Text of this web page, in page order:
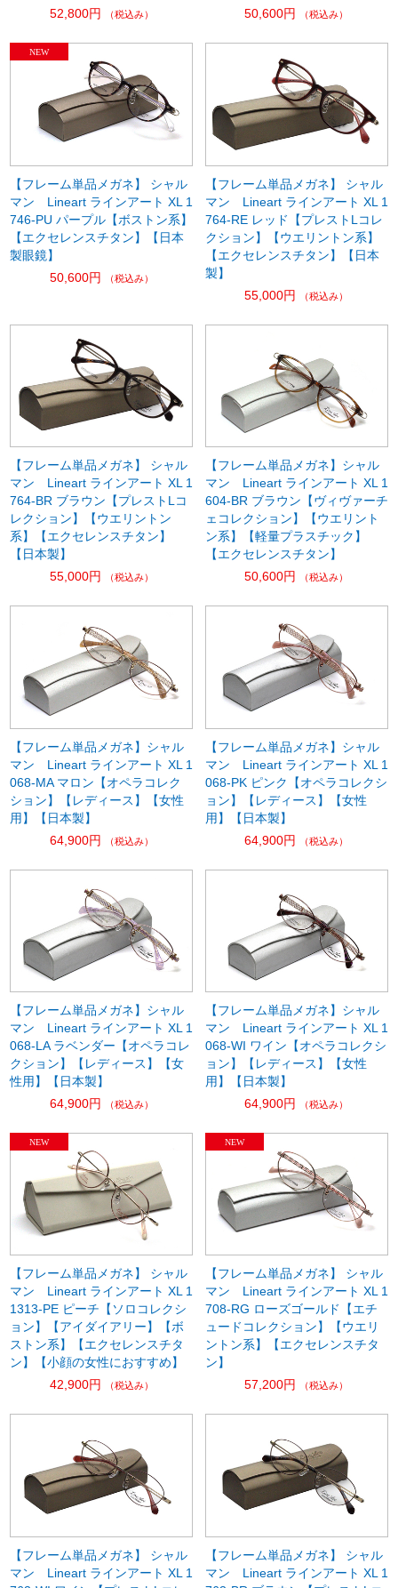
52,800円
（税込み）
50,600円
（税込み）
【フレーム単品メガネ】 シャル
マン Lineart ラインアート XL 1
746-PU パープル【ボストン系】
【エクセレンスチタン】【日本
製眼鏡】
50,600円
（税込み）
【フレーム単品メガネ】 シャル
マン Lineart ラインアート XL 1
764-RE レッド【プレストLコレ
クション】【ウエリントン系】
【エクセレンスチタン】【日本
製】
55,000円
（税込み）
【フレーム単品メガネ】 シャル
マン Lineart ラインアート XL 1
764-BR ブラウン【プレストLコ
レクション】【ウエリントン
系】【エクセレンスチタン】
【日本製】
55,000円
（税込み）
【フレーム単品メガネ】シャル
マン Lineart ラインアート XL 1
604-BR ブラウン【ヴィヴァーチ
ェコレクション】【ウエリント
ン系】【軽量プラスチック】
【エクセレンスチタン】
50,600円
（税込み）
【フレーム単品メガネ】シャル
マン Lineart ラインアート XL 1
068-MA マロン【オペラコレク
ション】【レディース】【女性
用】【日本製】
64,900円
（税込み）
【フレーム単品メガネ】シャル
マン Lineart ラインアート XL 1
068-PK ピンク【オペラコレクシ
ョン】【レディース】【女性
用】【日本製】
64,900円
（税込み）
【フレーム単品メガネ】シャル
マン Lineart ラインアート XL 1
068-LA ラベンダー【オペラコレ
クション】【レディース】【女
性用】【日本製】
64,900円
（税込み）
【フレーム単品メガネ】シャル
マン Lineart ラインアート XL 1
068-WI ワイン【オペラコレクシ
ョン】【レディース】【女性
用】【日本製】
64,900円
（税込み）
【フレーム単品メガネ】 シャル
マン Lineart ラインアート XL 1
1313-PE ピーチ【ソロコレクシ
ョン】【アイダイアリー】【ボ
ストン系】【エクセレンスチタ
ン】【小顔の女性におすすめ】
42,900円
（税込み）
【フレーム単品メガネ】 シャル
マン Lineart ラインアート XL 1
708-RG ローズゴールド【エチ
ュードコレクション】【ウエリ
ントン系】【エクセレンスチタ
ン】
57,200円
（税込み）
【フレーム単品メガネ】 シャル
マン Lineart ラインアート XL 1
【フレーム単品メガネ】 シャル
マン Lineart ラインアート XL 1